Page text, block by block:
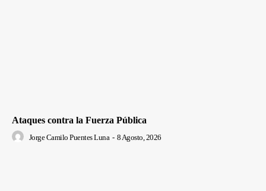
Ataques contra la Fuerza Pública
Jorge Camilo Puentes Luna - 8 Agosto, 2026